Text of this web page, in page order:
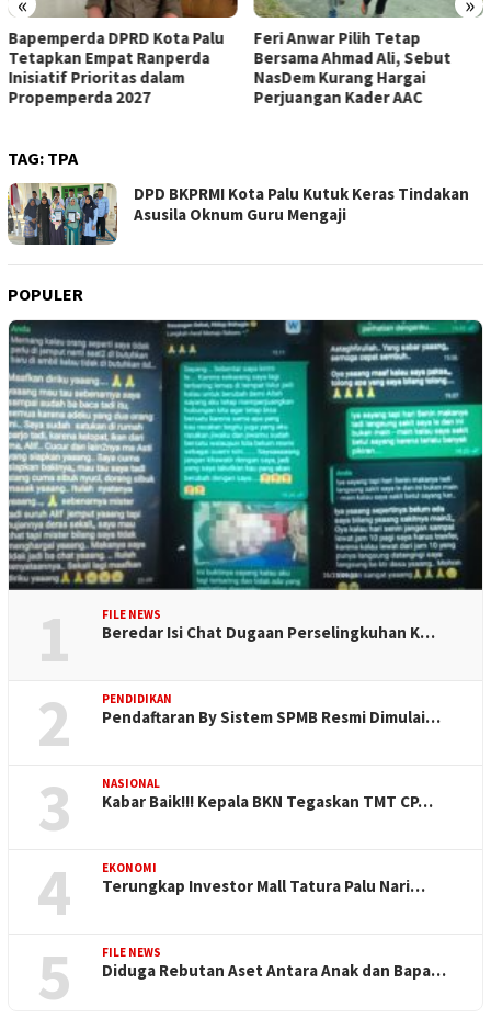
Palu
Feri Anwar Pilih Tetap
Bersama Ahmad Ali, Sebut
NasDem Kurang Hargai
Perjuangan Kader AAC
Pengurus Inti DPW
Nasdem Sulteng
Mengundurkan Diri
Kepengurusan
TAG: TPA
DPD BKPRMI Kota Palu Kutuk Keras Tindakan
Asusila Oknum Guru Mengaji
POPULER
1 FILE NEWS
Beredar Isi Chat Dugaan Perselingkuhan K…
2 PENDIDIKAN
Pendaftaran By Sistem SPMB Resmi Dimulai…
3 NASIONAL
Kabar Baik!!! Kepala BKN Tegaskan TMT CP…
4 EKONOMI
Terungkap Investor Mall Tatura Palu Nari…
5 FILE NEWS
Diduga Rebutan Aset Antara Anak dan Bapa…